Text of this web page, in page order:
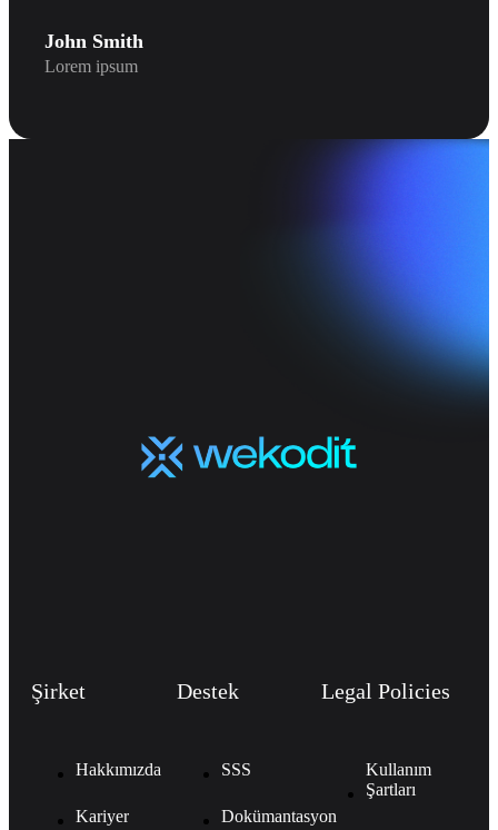
John Smith
Lorem ipsum
Şirket
Hakkımızda
Kariyer
Destek
SSS
Dokümantasyon
Legal Policies
Kullanım
Şartları